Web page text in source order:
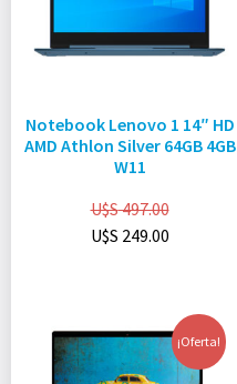
Notebook Lenovo 1 14″ HD
AMD Athlon Silver 64GB 4GB
W11
U$S497.00
U$S 249.00
¡Oferta!